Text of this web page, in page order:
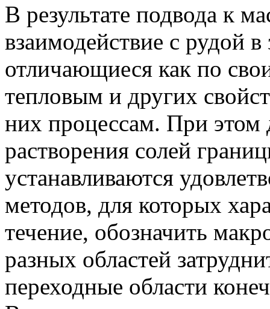
В результате подвода к
взаимодействие с рудой
отличающиеся как по
тепловым и других
них процессам. При этом
растворения солей
устанавливаются
методов, для которых
течение, обозначить
разных областей
переходные области